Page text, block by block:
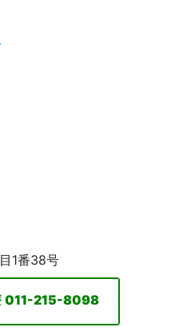
1番38号
011-215-8098